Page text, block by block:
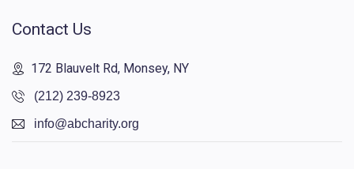
Contact Us
172 Blauvelt Rd, Monsey, NY
(212) 239-8923
info@abcharity.org